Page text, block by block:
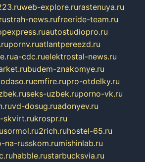
web-explore.rurastenuya.ru
strah-news.rufreeride-team.ru
autostudiopro.ru
pornv.ruatlantpereezd.ru
a-cdc.ruelektrostal-news.ru
budem-znakomye.ru
emfire.rupro-otdelky.ru
seks-uzbek.ruporno-vk.ru
vd-dosug.ruadonyev.ru
skvirt.rukrospr.ru
sormol.ru2rich.ruhostel-65.ru
na-russkom.rumishinlab.ru
habble.rustarbucksvia.ru